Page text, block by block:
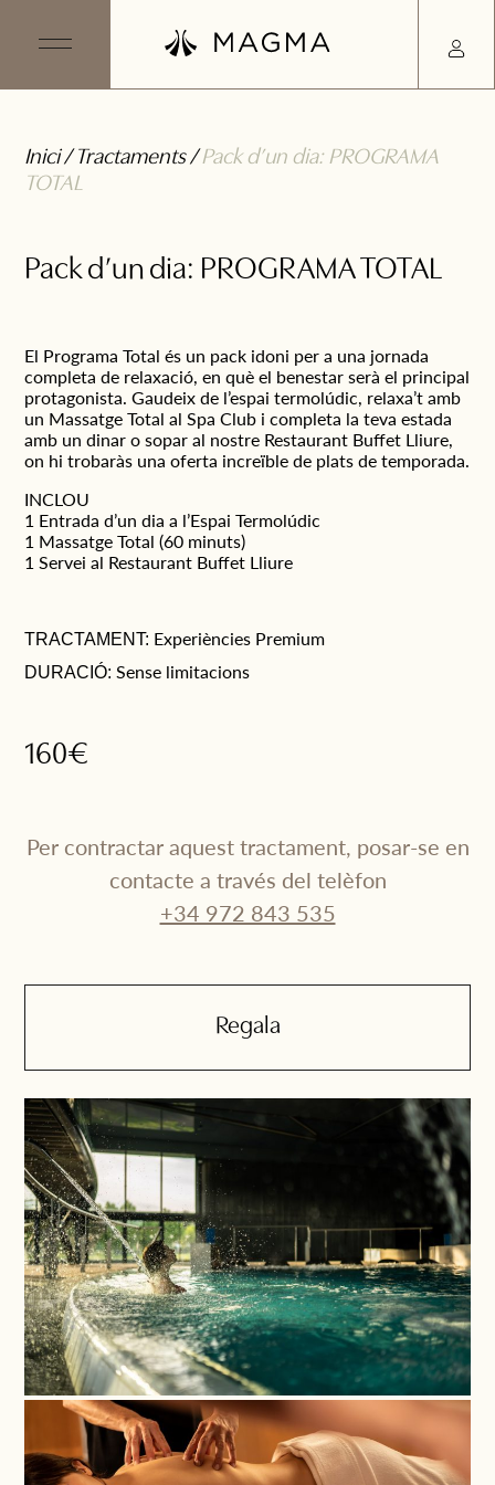
Inici/ Tractaments/Pack d’un dia: PROGRAMA
TOTAL
Pack d’un dia: PROGRAMA TOTAL
El Programa Total és un pack idoni per a una jornada
completa de relaxació, en què el benestar serà el principal
protagonista. Gaudeix de l’espai termolúdic, relaxa’t amb
un Massatge Total al Spa Club i completa la teva estada
amb un dinar o sopar al nostre Restaurant Buffet Lliure,
on hi trobaràs una oferta increïble de plats de temporada.
INCLOU
1 Entrada d’un dia a l’Espai Termolúdic
1 Massatge Total (60 minuts)
1 Servei al Restaurant Buffet Lliure
TRACTAMENT: Experiències Premium
DURACIÓ:Sense limitacions
160€
Per contractar aquest tractament, posar-se en
contacte a través del telèfon
+34 972 843 535
Regala
Nom
*